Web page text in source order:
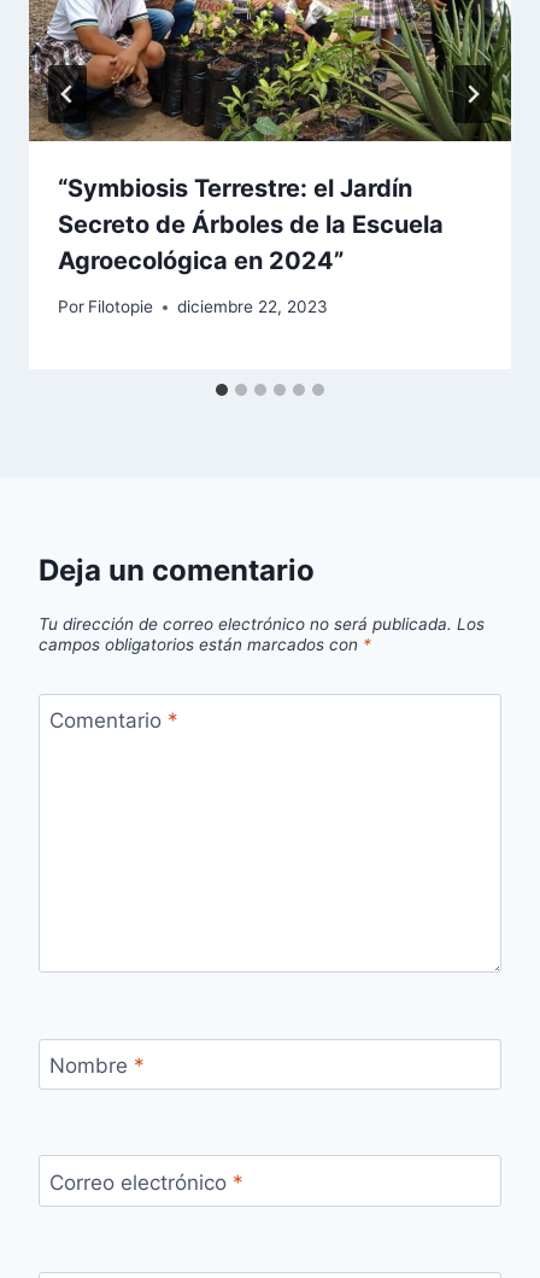
“Symbiosis Terrestre: el Jardín
Secreto de Árboles de la Escuela
Agroecológica en 2024”
Por Filotopie diciembre 22, 2023
Deja un comentario
Tu dirección de correo electrónico no será publicada. Los
campos obligatorios están marcados con *
Comentario *
Nombre *
Correo electrónico *